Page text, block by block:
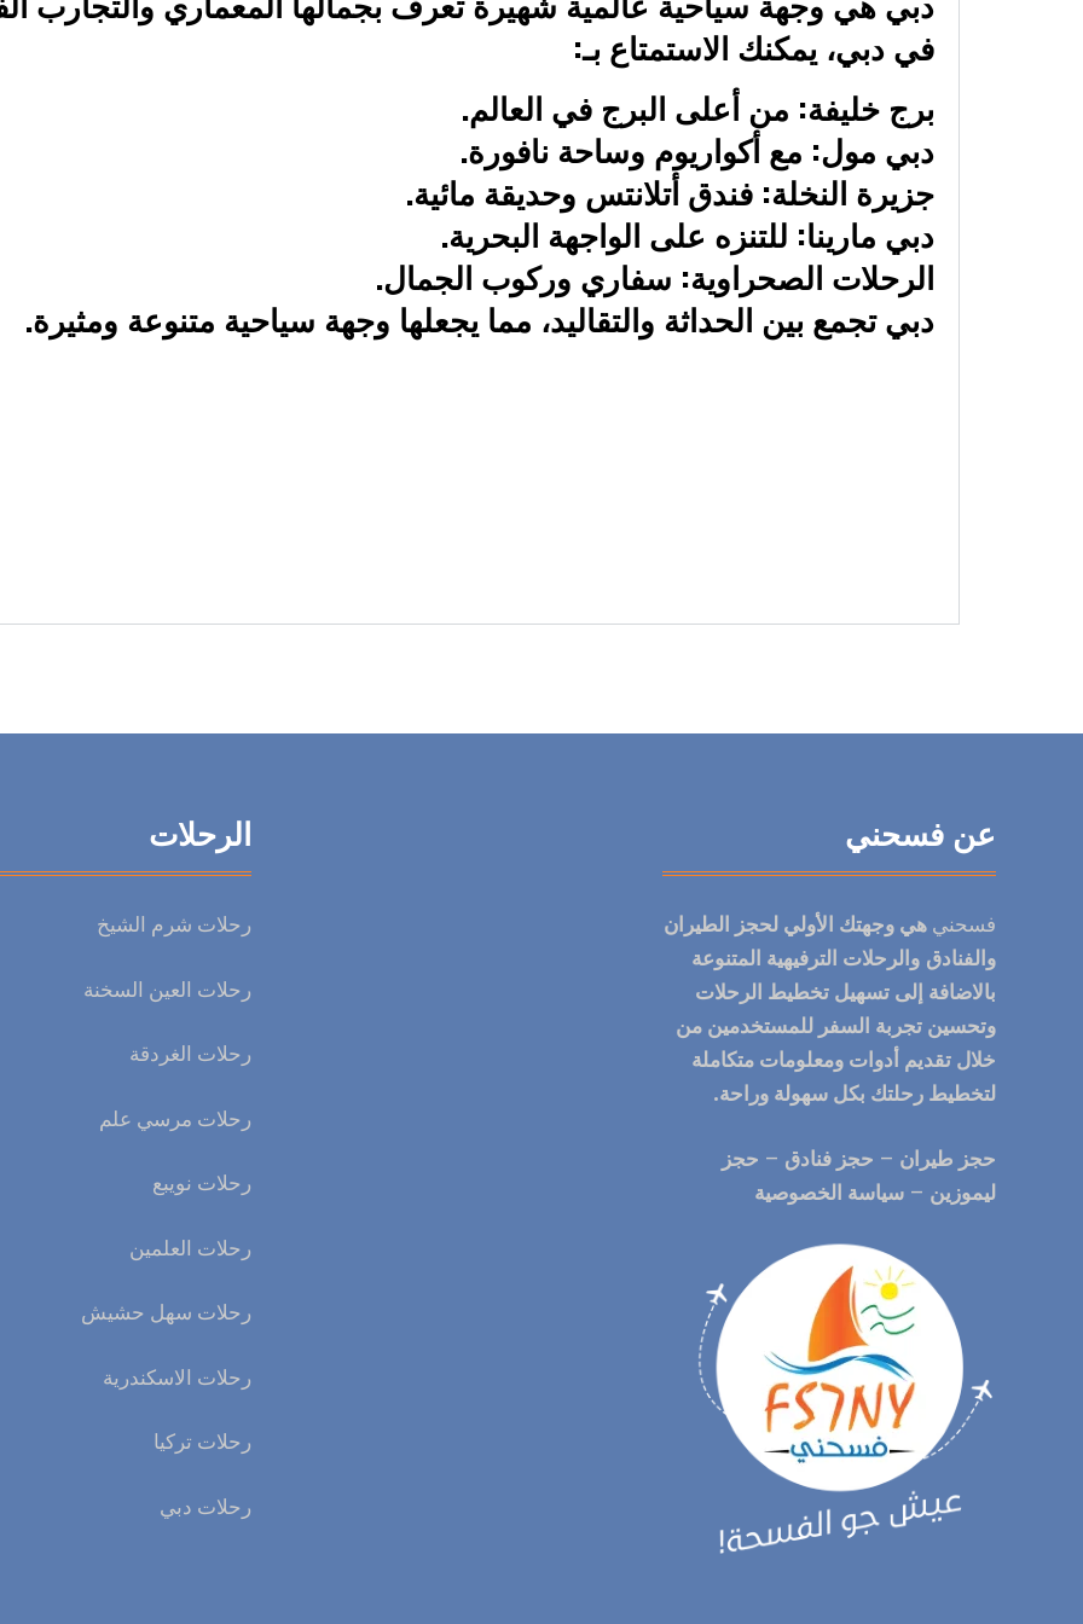
في دبي، يمكنك الاستمتاع بـ:
برج خليفة: من أعلى البرج في العالم.
دبي مول: مع أكواريوم وساحة نافورة.
جزيرة النخلة: فندق أتلانتس وحديقة مائية.
دبي مارينا: للتنزه على الواجهة البحرية.
الرحلات الصحراوية: سفاري وركوب الجمال.
دبي تجمع بين الحداثة والتقاليد، مما يجعلها وجهة سياحية متنوعة ومثيرة.
عن فسحني
فسحني هي وجهتك الأولي لحجز الطيران
والفنادق والرحلات الترفيهية المتنوعة
بالاضافة إلى تسهيل تخطيط الرحلات
وتحسين تجربة السفر للمستخدمين من
خلال تقديم أدوات ومعلومات متكاملة
لتخطيط رحلتك بكل سهولة وراحة.
حجز طيران – حجز فنادق – حجز
ليموزين – سياسة الخصوصية
الرحلات
رحلات شرم الشيخ
رحلات العين السخنة
رحلات الغردقة
رحلات مرسي علم
رحلات نويبع
رحلات العلمين
رحلات سهل حشيش
رحلات الاسكندرية
رحلات تركيا
رحلات دبي